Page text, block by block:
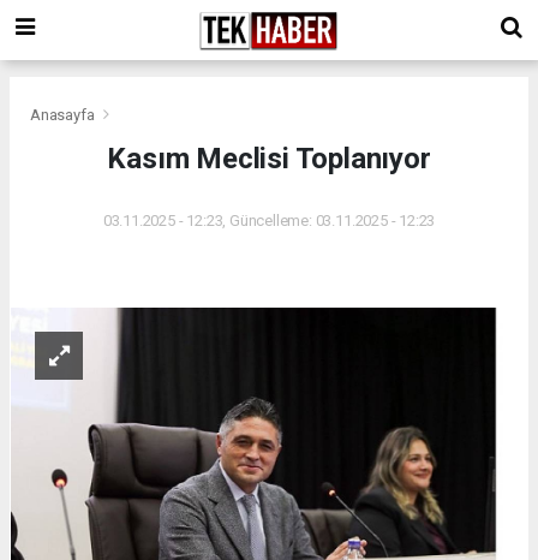
Anasayfa
Kasım Meclisi Toplanıyor
03.11.2025 - 12:23, Güncelleme: 03.11.2025 - 12:23